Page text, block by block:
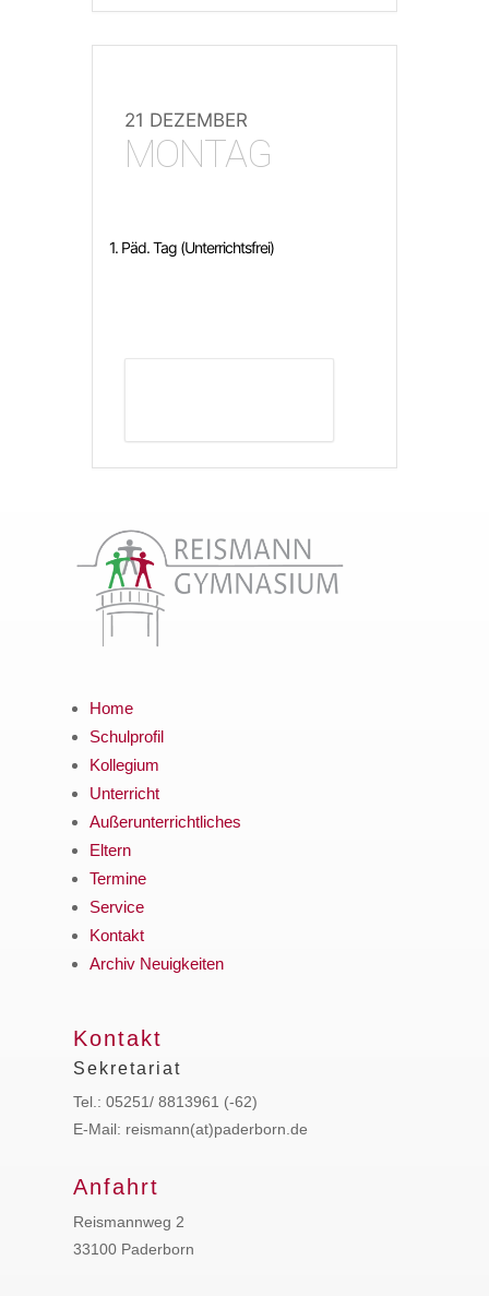
21 DEZEMBER
MONTAG
1. Päd. Tag (Unterrichtsfrei)
Home
Schulprofil
Kollegium
Unterricht
Außerunterrichtliches
Eltern
Termine
Service
Kontakt
Archiv Neuigkeiten
Kontakt
Sekretariat
Tel.: 05251/ 8813961 (-62)
E-Mail: reismann(at)paderborn.de
Anfahrt
Reismannweg 2
33100 Paderborn